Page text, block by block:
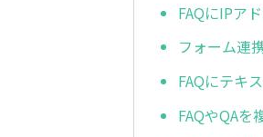
FAQにIPア
フォーム連
FAQにテキ
FAQやQAを